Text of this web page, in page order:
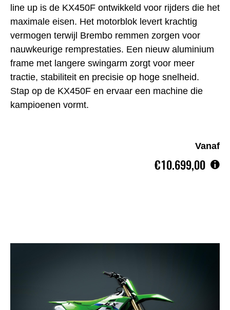
line up is de KX450F ontwikkeld voor rijders die het
maximale eisen. Het motorblok levert krachtig
vermogen terwijl Brembo remmen zorgen voor
nauwkeurige remprestaties. Een nieuw aluminium
frame met langere swingarm zorgt voor meer
tractie, stabiliteit en precisie op hoge snelheid.
Stap op de KX450F en ervaar een machine die
kampioenen vormt.
Vanaf
€10.699,00